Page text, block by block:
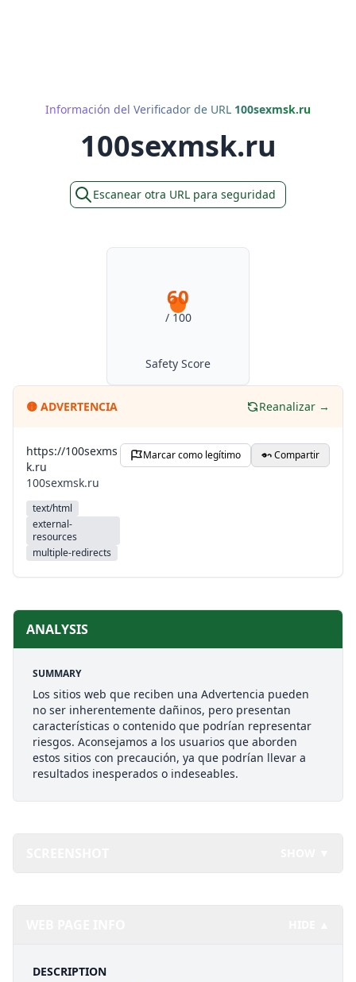
Información del Verificador de URL 100sexmsk.ru
100sexmsk.ru
Escanear otra URL para seguridad
60
/ 100
Safety Score
🟡 ADVERTENCIA Reanalizar →
https://100sexms
k.ru
100sexmsk.ru
text/html
external-
resources
multiple-redirects
Marcar como legítimo Compartir
ANALYSIS
SUMMARY
Los sitios web que reciben una Advertencia pueden
no ser inherentemente dañinos, pero presentan
características o contenido que podrían representar
riesgos. Aconsejamos a los usuarios que aborden
estos sitios con precaución, ya que podrían llevar a
resultados inesperados o indeseables.
DESCRIPTION